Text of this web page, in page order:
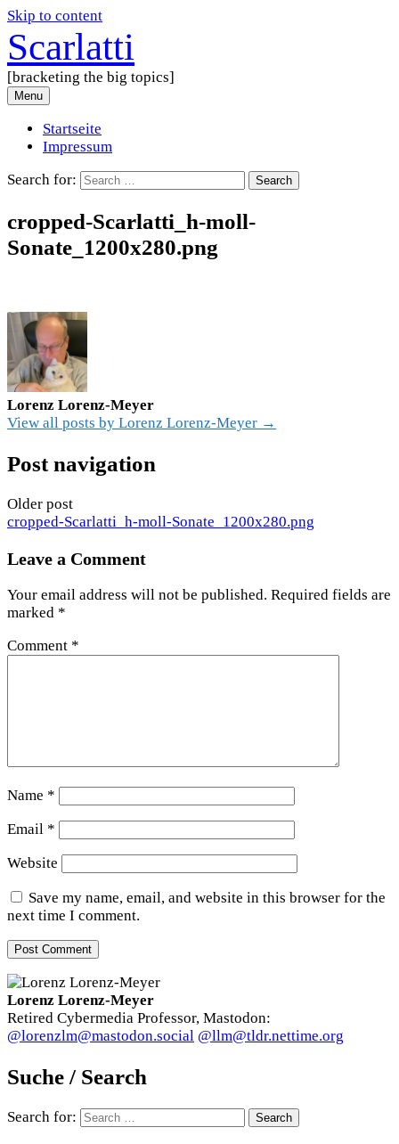
Skip to content
Scarlatti
[bracketing the big topics]
Menu
Startseite
Impressum
Search for:
cropped-Scarlatti_h-moll-
Sonate_1200x280.png
Lorenz Lorenz-Meyer
View all posts by Lorenz Lorenz-Meyer →
Post navigation
Older post
cropped-Scarlatti_h-moll-Sonate_1200x280.png
Leave a Comment
Your email address will not be published. Required fields are
marked *
Comment *
Name *
Email *
Website
Save my name, email, and website in this browser for the
next time I comment.
Lorenz Lorenz-Meyer
Retired Cybermedia Professor, Mastodon:
@lorenzlm@mastodon.social @llm@tldr.nettime.org
Suche / Search
Search for: